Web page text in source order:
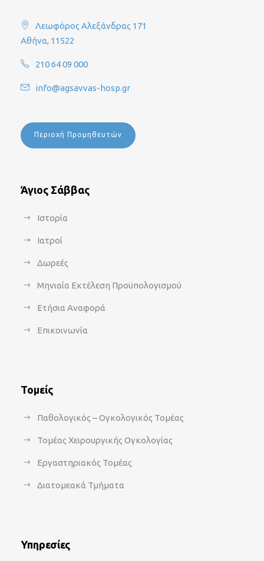
Λεωφόρος Αλεξάνδρας 171
Αθήνα, 11522
210 64 09 000
info@agsavvas-hosp.gr
Περιοχή Προμηθευτών
Άγιος Σάββας
Ιστορία
Ιατροί
Δωρεές
Μηνιαία Εκτέλεση Προϋπολογισμού
Ετήσια Αναφορά
Επικοινωνία
Τομείς
Παθολογικός – Ογκολογικός Τομέας
Τομέας Χειρουργικής Ογκολογίας
Εργαστηριακός Τομέας
Διατομεακά Τμήματα
Υπηρεσίες